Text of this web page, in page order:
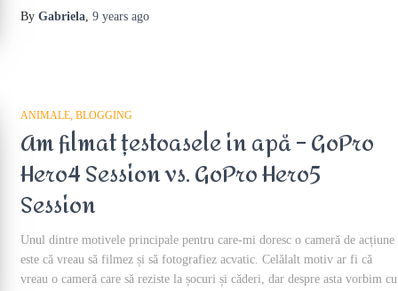
By Gabriela, 9 years ago
ANIMALE BLOGGING
Am filmat țestoasele in apă – GoPro
Hero4 Session vs. GoPro Hero5
Session
Unul dintre motivele principale pentru care-mi doresc o cameră de acțiune
este că vreau să filmez și să fotografiez acvatic. Celălalt motiv ar fi că
vreau o cameră care să reziste la șocuri și căderi, dar despre asta vorbim cu